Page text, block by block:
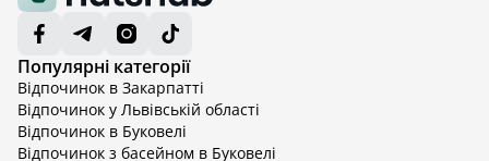
Популярні категорії
Відпочинок в Закарпатті
Відпочинок у Львівській області
Відпочинок в Буковелі
Відпочинок з басейном в Буковелі